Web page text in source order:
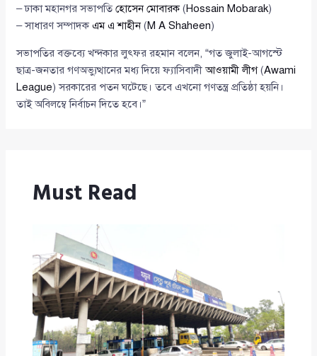
– ঢাকা মহানগর সভাপতিহোসেন মোবারক(Hossain Mobarak)
– সাধারণ সম্পাদকএম এ শাহীন(M A Shaheen)
সভাপতির বক্তব্যে খন্দকার লুৎফর রহমান বলেন, “গত জুলাই-আগস্টে
ছাত্র-জনতার গণঅভ্যুত্থানের মধ্য দিয়ে ফ্যাসিবাদীআওয়ামী লীগ(Awami
League) সরকারের পতন ঘটেছে। তবে এখনো গণতন্ত্র প্রতিষ্ঠা হয়নি।
তাই অবিলম্বে নির্বাচন দিতে হবে।”
Must Read